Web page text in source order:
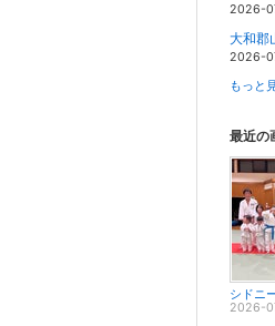
2026-
大和郡
2026-
もっと
最近の
シドニ
2026-